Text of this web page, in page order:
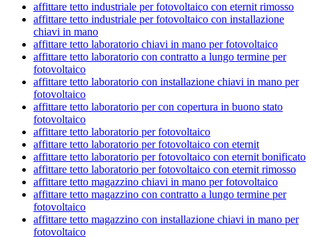
affittare tetto industriale per fotovoltaico con eternit rimosso
affittare tetto industriale per fotovoltaico con installazione
chiavi in mano
affittare tetto laboratorio chiavi in mano per fotovoltaico
affittare tetto laboratorio con contratto a lungo termine per
fotovoltaico
affittare tetto laboratorio con installazione chiavi in mano per
fotovoltaico
affittare tetto laboratorio per con copertura in buono stato
fotovoltaico
affittare tetto laboratorio per fotovoltaico
affittare tetto laboratorio per fotovoltaico con eternit
affittare tetto laboratorio per fotovoltaico con eternit bonificato
affittare tetto laboratorio per fotovoltaico con eternit rimosso
affittare tetto magazzino chiavi in mano per fotovoltaico
affittare tetto magazzino con contratto a lungo termine per
fotovoltaico
affittare tetto magazzino con installazione chiavi in mano per
fotovoltaico